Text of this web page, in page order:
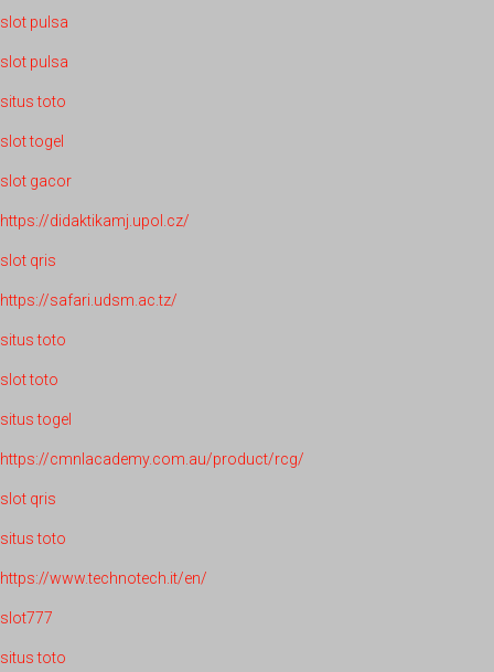
slot pulsa
slot pulsa
situs toto
slot togel
slot gacor
https://didaktikamj.upol.cz/
slot qris
https://safari.udsm.ac.tz/
situs toto
slot toto
situs togel
https://cmnlacademy.com.au/product/rcg/
slot qris
situs toto
https://www.technotech.it/en/
slot777
situs toto